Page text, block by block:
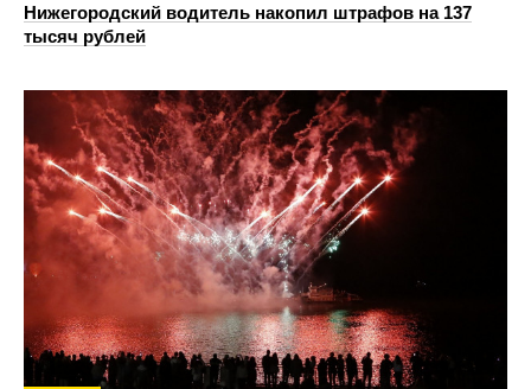
Нижегородский водитель накопил штрафов на 137
тысяч рублей